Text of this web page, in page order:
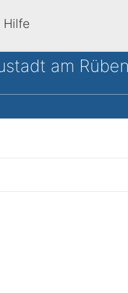
Hilfe
am